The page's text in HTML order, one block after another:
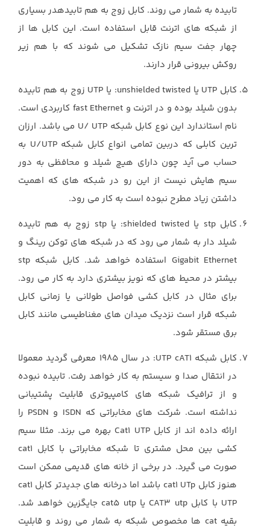
تابیده به شمار می روند. کابل زوج به هم تابیدهدر بسیاری
از شبکه های اترنت قابل استفاده است. این کابل ها از
چهار جفت سیم نازک تشکیل می شوند که با هم زیر
روکش بیرونی قرار دارند.
کابل UTP یا unshielded twisted: یا UTP زوج به هم تابیده
بدون شیلد بوده و در اترنت و fast Ethernet کاربردی است.
نام استاندارد این نوع کابل شبکه U/ UTP می باشد. ارزان
ترین کابلی که دربین تمامی انواع کابل شبکه U/UTP به
حساب می آید چون دارای هیچ شیلد و محافظی به دور
سیم هایش نیست از این رو در شبکه های که اهمیت
داشتن زیاد مطرح نبوده است به کار می رود.
کابل stp یا shielded twisted: یا stp زوج به هم تابیده
شیلد دار به شمار می رود که در شبکه های توکن رینگ و
Gigabit Ethernet استفاده خواهد شد. کابل شبکه stp
بیشتر در محیط های که نویز بیشتری دارد به کار می رود.
برای مثال در کابل کشی فواصل طولانی یا زمانی کابل
شبکه قرار است نزدیک میدان های مغناطیسی مانند کابل
برق مستقر شود.
کابل شبکه UTP cAT1: در سال 1985 معرفی گردید معمولا
در انتقال صدا و سیستم به کار خواهد رفت. تابیده نبوده
و از ترافیک شبکه های کامپیوتری قابلیت پشتیبانی
نداشته است. شرکت های مخابراتی که ISDN و PSDN را
ارائه داده اند از کابل Cat1 UTP بهره می برند. مثلا سیم
کشی بین محل مشتری تا شبکه مخابراتی با کابل cat1
صورت می گیرد. در برخی از خانه های قدیمی ممکن است
هنوز کابل cat1 UTp باشد اما درخانه های جدیدتر کابل cat1
UTP با کابل CAT3 utp یا cat5 utp جایگزین خواهد شد.
بقیه cat ها مخصوص شبکه به شمار می روند و قابلیت